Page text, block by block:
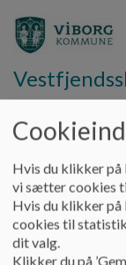
Information
Busplaner
Hvis du klikker på
vi sætter cookies
Hvis du klikker på
cookies til
dit valg.
Klikker du på